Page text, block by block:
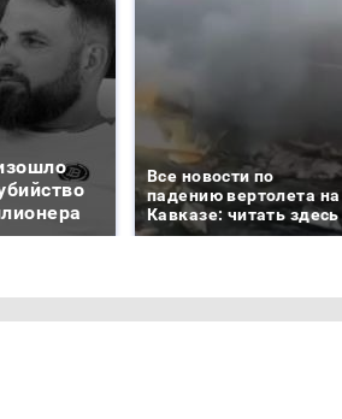
Все новости по
падению вертолета на
Кавказе: читать здесь